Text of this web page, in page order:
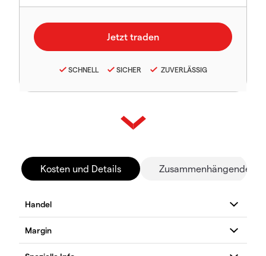
SCHNELL SICHER ZUVERLÄSSIG
Kosten und Details Zusammenhängende